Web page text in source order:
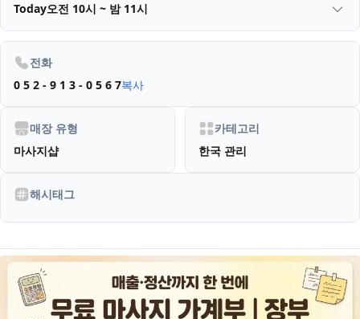
Today오전 10시 ~ 밤 11시
전화
0 5 2 - 9 1 3 - 0 5 6 7복사
매장 유형
마사지샵
카테고리
한국 관리
해시태그